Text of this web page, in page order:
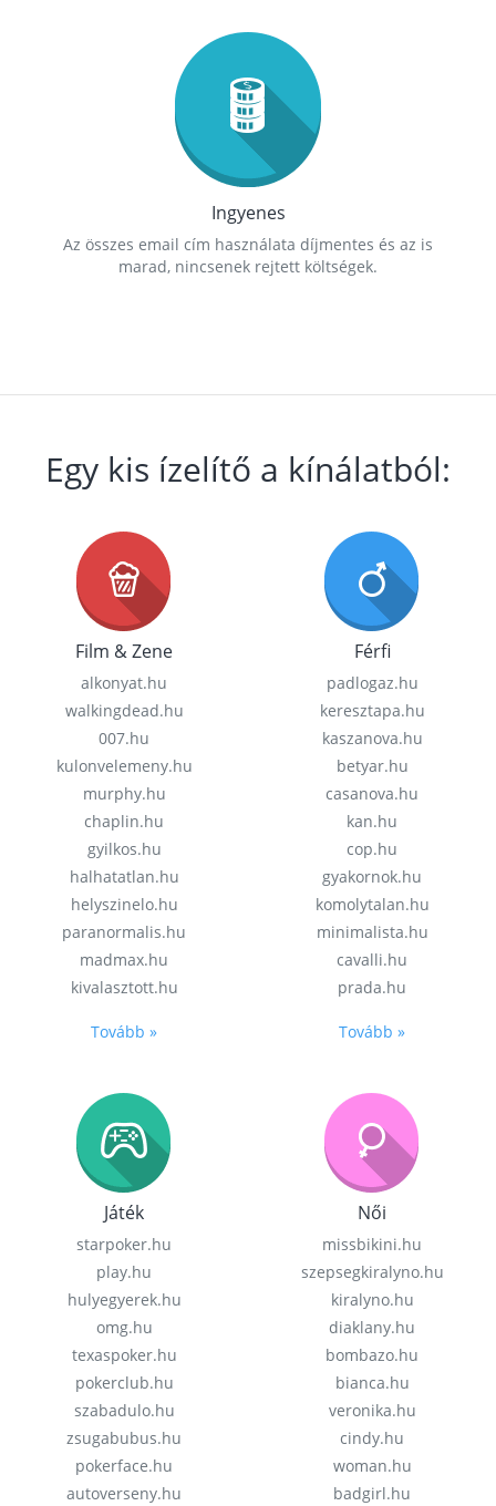
Ingyenes
Az összes email cím használata díjmentes és az is
marad, nincsenek rejtett költségek.
Egy kis ízelítő a kínálatból:
Film & Zene
alkonyat.hu
walkingdead.hu
007.hu
kulonvelemeny.hu
murphy.hu
chaplin.hu
gyilkos.hu
halhatatlan.hu
helyszinelo.hu
paranormalis.hu
madmax.hu
kivalasztott.hu
Tovább »
Férfi
padlogaz.hu
keresztapa.hu
kaszanova.hu
betyar.hu
casanova.hu
kan.hu
cop.hu
gyakornok.hu
komolytalan.hu
minimalista.hu
cavalli.hu
prada.hu
Tovább »
Játék
starpoker.hu
play.hu
hulyegyerek.hu
omg.hu
texaspoker.hu
pokerclub.hu
szabadulo.hu
zsugabubus.hu
pokerface.hu
autoverseny.hu
Női
missbikini.hu
szepsegkiralyno.hu
kiralyno.hu
diaklany.hu
bombazo.hu
bianca.hu
veronika.hu
cindy.hu
woman.hu
badgirl.hu